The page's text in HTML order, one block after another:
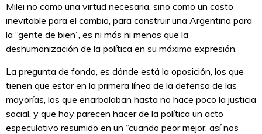
Milei no como una virtud necesaria, sino como un costo
inevitable para el cambio, para construir una Argentina para
la “gente de bien”, es ni más ni menos que la
deshumanización de la política en su máxima expresión.
La pregunta de fondo, es dónde está la oposición, los que
tienen que estar en la primera línea de la defensa de las
mayorías, los que enarbolaban hasta no hace poco la justicia
social, y que hoy parecen hacer de la política un acto
especulativo resumido en un “cuando peor mejor, así nos